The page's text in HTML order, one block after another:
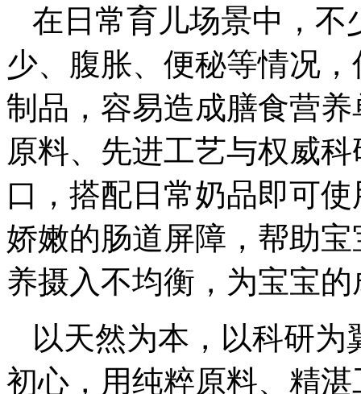
在日常育儿场景中，不
少、腹胀、便秘等情况
制品，容易造成膳食营
原料、先进工艺与权威
口，搭配日常奶品即可
娇嫩的肠道屏障，帮助
养摄入不均衡，为宝宝
以天然为本，以科研
初心，用纯粹原料、精